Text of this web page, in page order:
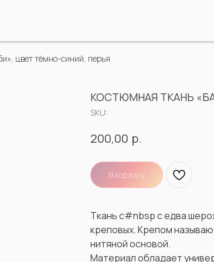
цвет тёмно-синий, перья
КОСТЮМНАЯ ТКАНЬ
SKU:
200,00 р.
В корзину
Ткань с#nbsp с едва
креповых. Крепом
нитяной основой.
Материал обладает